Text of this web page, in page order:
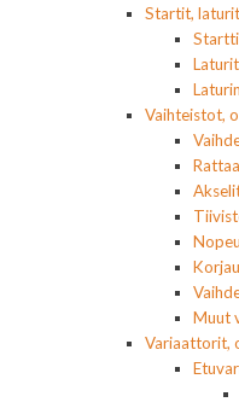
Startit,
Laturit
Vaihteistot,
Muut
Variaattorit,